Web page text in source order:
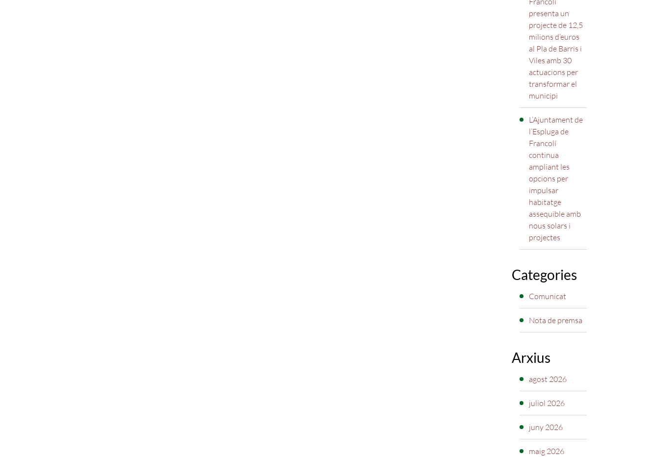
presenta un
projecte de 12,5
milions d’euros
al Pla de Barris i
Viles amb 30
actuacions per
transformar el
municipi
L’Ajuntament de
l’Espluga de
Francolí
continua
ampliant les
opcions per
impulsar
habitatge
assequible amb
nous solars i
projectes
Categories
Comunicat
Nota de premsa
Arxius
agost 2026
juliol 2026
juny 2026
maig 2026